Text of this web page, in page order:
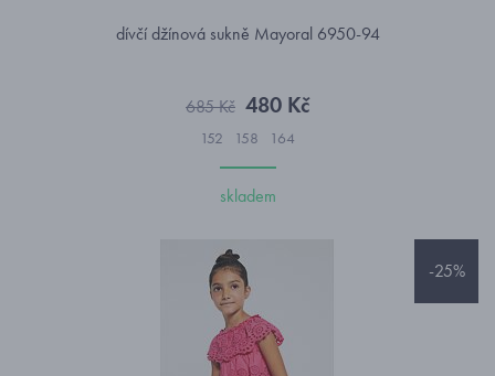
dívčí džínová sukně Mayoral 6950-94
685 Kč 480 Kč
152 158 164
skladem
-25%